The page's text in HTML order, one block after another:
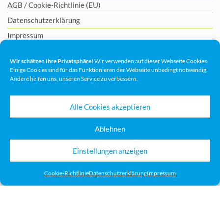
Wir schätzen Ihre Privatsphäre! Wir verwenden auf dieser Webseite Cookies.
Einige Cookies sind für das Funktionieren der Webseite unbedingt notwendig.
Andere helfen uns, unseren Service zu verbessern.
Alle Cookies akzeptieren
Ablehnen
Einstellungen anzeigen
Cookie-RichtlinieDatenschutzerklärungImpressum
AGB /Cookie-Richtlinie (EU)
Datenschutzerklärung
Impressum